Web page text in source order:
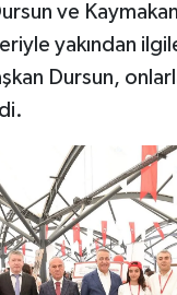
ve
yakından
Dursun,